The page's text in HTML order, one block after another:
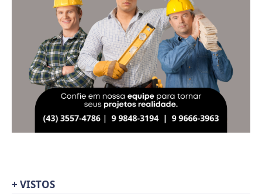
+ VISTOS